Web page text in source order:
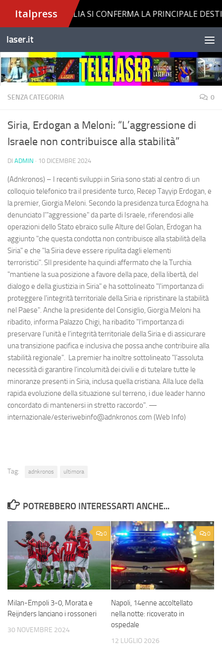
Salta al contenuto
laser.it
SENZA CATEGORIA 0
Siria, Erdogan a Meloni: “L’aggressione di
Israele non contribuisce alla stabilità”
DI ADMIN · 10 DICEMBRE 2024
(Adnkronos) – I recenti sviluppi in Siria sono stati al centro di un
colloquio telefonico tra il presidente turco, Recep Tayyip Erdogan, e
la premier, Giorgia Meloni. Secondo la presidenza turca Edogna ha
denunciato l'"aggressione" da parte di Israele, riferendosi alle
operazioni dello Stato ebraico sulle Alture del Golan, Erdogan ha
aggiunto "che questa condotta non contribuisce alla stabilità della
Siria" e che "la Siria deve essere ripulita dagli elementi
terroristici". SIl presidente ha quindi affermato che la Turchia
"mantiene la sua posizione a favore della pace, della libertà, del
dialogo e della giustizia in Siria" e ha sottolineato "l'importanza di
proteggere l'integrità territoriale della Siria e ripristinare la stabilità
nel Paese". Anche la presidente del Consiglio, Giorgia Meloni ha
ribadito, informa Palazzo Chigi, ha ribadito "l’importanza di
preservare l’unità e l’integrità territoriale della Siria e di assicurare
una transizione pacifica e inclusiva che possa anche contribuire alla
stabilità regionale". La premier ha inoltre sottolineato "l’assoluta
necessità di garantire l’incolumità dei civili e di tutelare tutte le
minoranze presenti in Siria, inclusa quella cristiana. Alla luce della
rapida evoluzione della situazione sul terreno, i due leader hanno
concordato di mantenersi in stretto raccordo". —
internazionale/esteriwebinfo@adnkronos.com (Web Info)
Tag: adnkronos ultimora
POTREBBERO INTERESSARTI ANCHE...
0
Milan-Empoli 3-0, Morata e
Reijnders lanciano i rossoneri
30 NOVEMBRE 2024
0
Napoli, 14enne accoltellato
nella notte: ricoverato in
ospedale
12 LUGLIO 2026